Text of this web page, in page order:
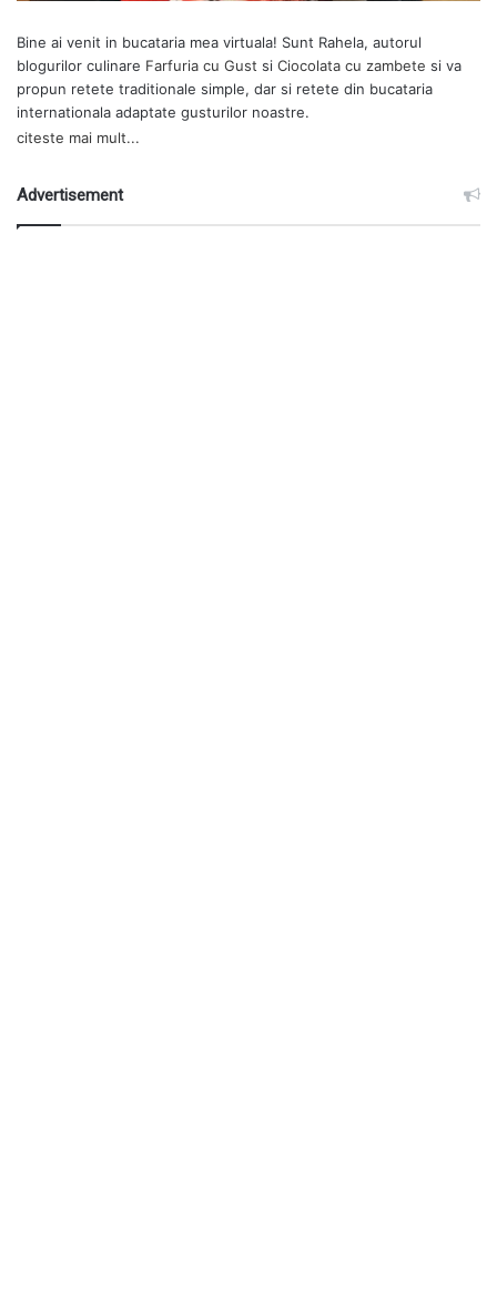
Bine ai venit in bucataria mea virtuala! Sunt Rahela, autorul
blogurilor culinare Farfuria cu Gust si Ciocolata cu zambete si va
propun retete traditionale simple, dar si retete din bucataria
internationala adaptate gusturilor noastre.
citeste mai mult...
Advertisement